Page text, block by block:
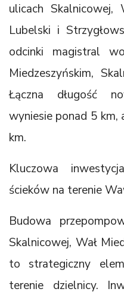
ulicach Skalnicowej,
Lubelski i
odcinki magistral
Miedzeszyńskim,
Łączna długość
wyniesie ponad 5
km.
Kluczowa
ścieków na terenie
Budowa
Skalnicowej, Wał
to strategiczny
terenie dzielnicy.